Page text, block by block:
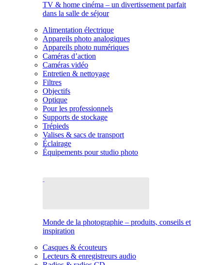
TV & home cinéma – un divertissement parfait
dans la salle de séjour
Alimentation électrique
Appareils photo analogiques
Appareils photo numériques
Caméras d’action
Caméras vidéo
Entretien & nettoyage
Filtres
Objectifs
Optique
Pour les professionnels
Supports de stockage
Trépieds
Valises & sacs de transport
Éclairage
Équipements pour studio photo
Monde de la photographie – produits, conseils et
inspiration
Casques & écouteurs
Lecteurs & enregistreurs audio